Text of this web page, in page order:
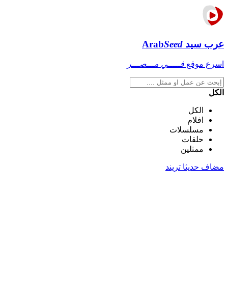
عرب سيد ArabSeed
اسرع موقع فـــــي مـــصـــر
الكل
الكل
افلام
مسلسلات
حلقات
ممثلين
مضاف حديثا تريند